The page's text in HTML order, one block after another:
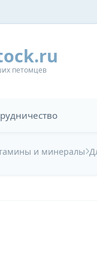
петомцев
и минералы